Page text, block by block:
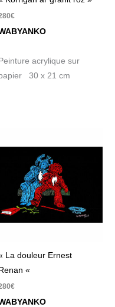
€
Peinture acrylique sur
30 x 21 cm
La douleur Ernest
«
€